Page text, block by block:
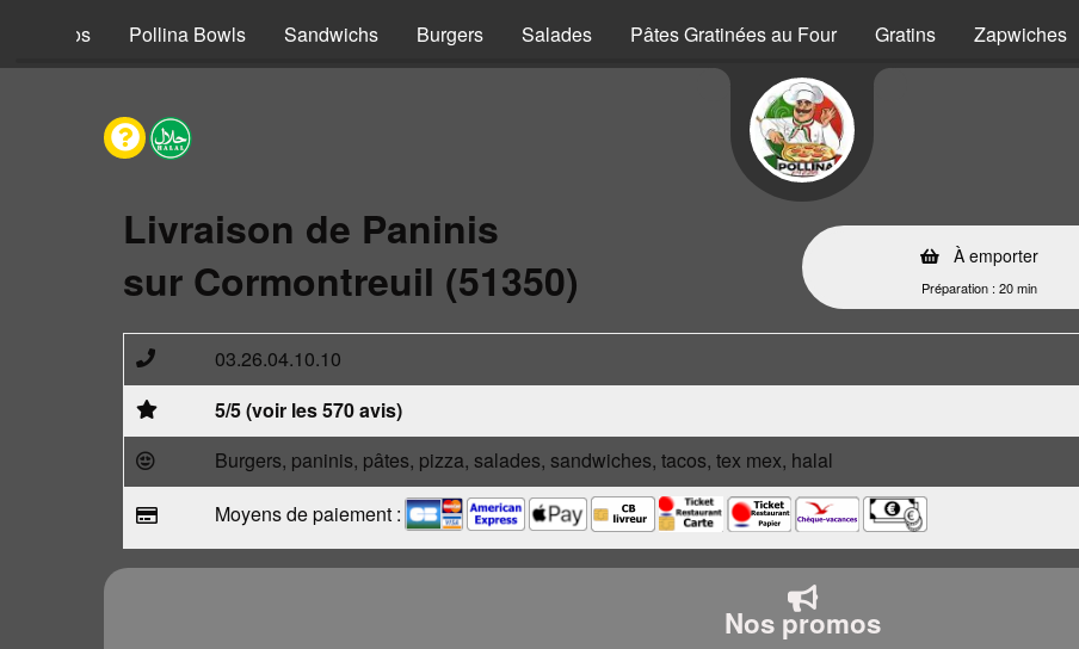
Tacos Pollina Bowls Sandwichs Burgers Salades Pâtes Gratinées au Four Gratins Zapwiches
Livraison de Paninis
sur Cormontreuil (51350)
À emporter
Préparation : 20 min
03.26.04.10.10
5/5 (voir les 570 avis)
Burgers, paninis, pâtes, pizza, salades, sandwiches, tacos, tex mex, halal
Moyens de paiement :
Nos promos